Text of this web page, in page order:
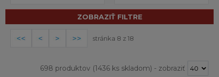
ZOBRAZIŤ FILTRE
stránka 8 z 18
698 produktov(1436 ks skladom) - zobraziť